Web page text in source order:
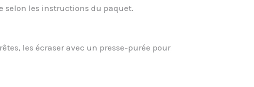
selon les instructions du paquet.
les écraser avec un presse-purée pour